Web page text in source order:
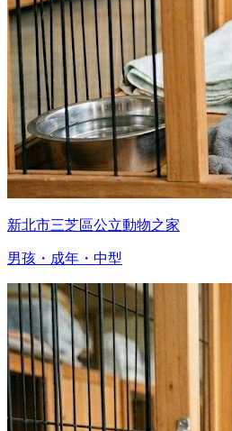
新北市三芝區公立動物之家
男孩・成年・中型